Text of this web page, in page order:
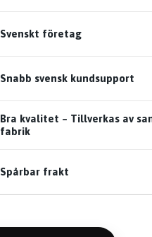
Svenskt företag
Snabb svensk kundsupport
Bra kvalitet – Tillverkas av
fabrik
Spårbar frakt